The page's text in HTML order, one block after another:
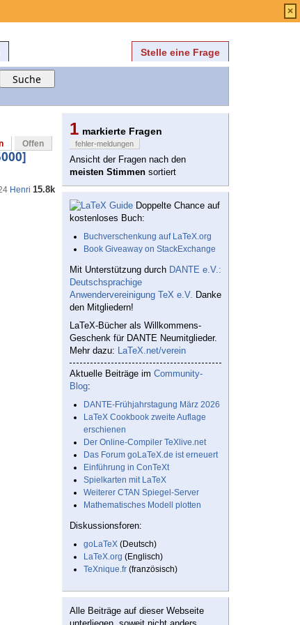
Stelle eine Frage
Offen
Henri 15.8k
1 markierte Fragen
fehler-meldungen
Ansicht der Fragen nach den
meisten Stimmen sortiert
Doppelte Chance auf
kostenloses Buch:
Buchverschenkung auf LaTeX.org
Book Giveaway on StackExchange
Mit Unterstützung durch DANTE e.V.:
Deutschsprachige
Anwendervereinigung TeX e.V. Danke
den Mitgliedern!
LaTeX-Bücher als Willkommens-
Geschenk für DANTE Neumitglieder.
Mehr dazu: LaTeX.net/verein
Aktuelle Beiträge im Community-
Blog:
DANTE-Frühjahrstagung März 2026
LaTeX Cookbook zweite Auflage
erschienen
Der Online-Compiler TeXlive.net
Das Forum goLaTeX.de ist erneuert
Einführung in ConTeXt
Spielkarten mit LaTeX
Weiterer CTAN Spiegel-Server
Mathematisches Modell plotten
Diskussionsforen:
goLaTeX (Deutsch)
LaTeX.org (Englisch)
TeXnique.fr (französisch)
Alle Beiträge auf dieser Webseite
×